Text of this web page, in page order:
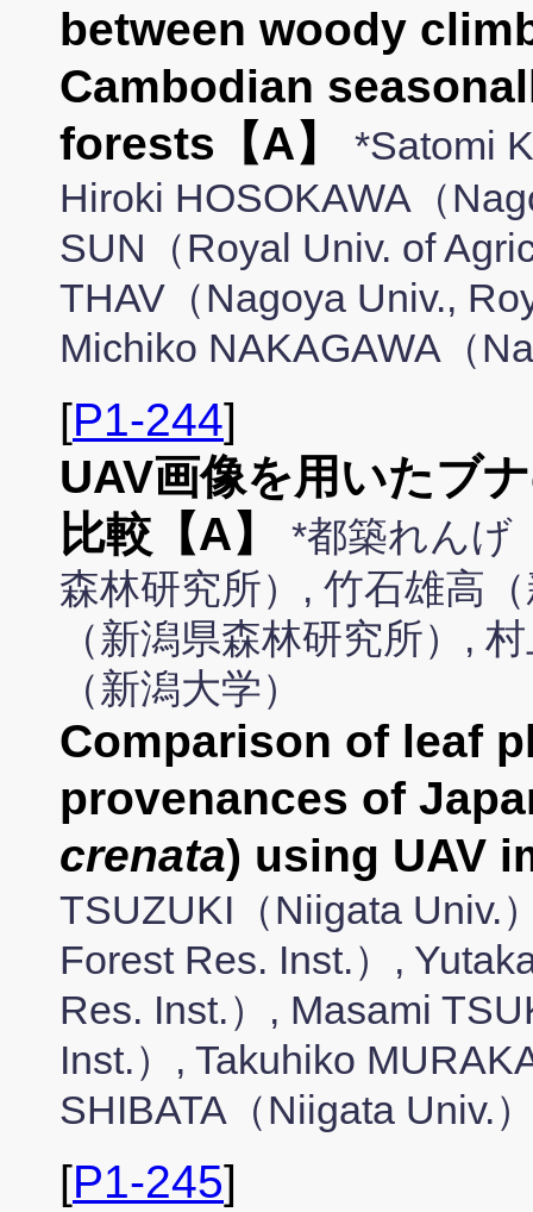
between woody
Cambodian
forests【A】
*Satomi
Hiroki HOSOKAWA（
SUN（Royal Univ. of
THAV（Nagoya Univ.,
Michiko NAKAGAWA（
[P1-244]
UAV画像を用いたブ
比較【A】
*都築れんげ
森林研究所）, 竹石雄高
（新潟県森林研究所）,
（新潟大学）
Comparison of leaf
provenances of
crenata) using UAV
TSUZUKI（Niigata Univ.
Forest Res. Inst.）,
Res. Inst.）, Masami
Inst.）, Takuhiko
SHIBATA（Niigata Univ.
[P1-245]